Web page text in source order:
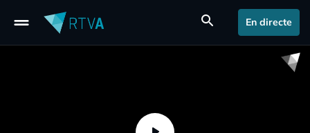
drag_handle search En directe